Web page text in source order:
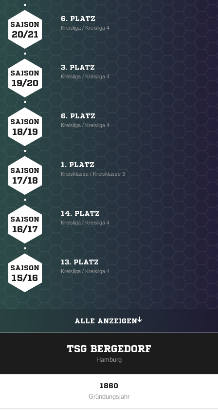
SAISON
20/21
6. PLATZ
Kreisliga / Kreisliga 4
SAISON
19/20
3. PLATZ
Kreisliga / Kreisliga 4
SAISON
18/19
6. PLATZ
Kreisliga / Kreisliga 4
SAISON
17/18
1. PLATZ
Kreisklasse / Kreisklasse 3
SAISON
16/17
14. PLATZ
Kreisliga / Kreisliga 4
SAISON
15/16
13. PLATZ
Kreisliga / Kreisliga 4
ALLE ANZEIGEN
TSG BERGEDORF
Hamburg
1860
Gründungsjahr